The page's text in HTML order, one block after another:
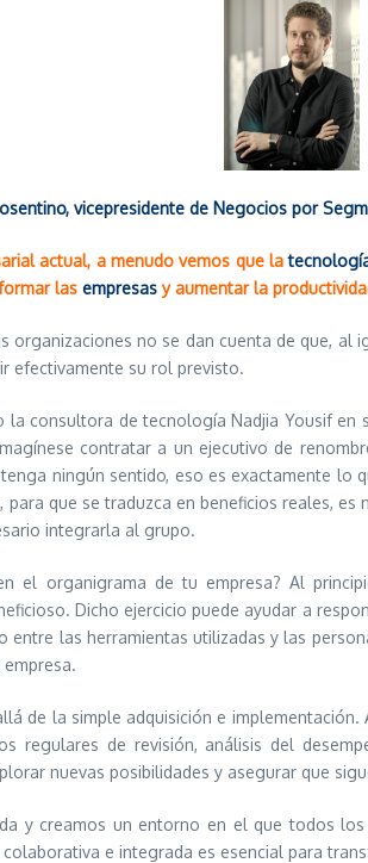
vicepresidente de Negocios por
actual, a menudo vemos que latecnologí
las empresas y aumentar la
organizaciones no se dan cuenta de que,
efectivamente su rol previsto.
la consultora de tecnología Nadjia Yousif en
contratar a un ejecutivo de
ningún sentido, eso es exactamente lo
para que se traduzca en beneficios reales,
integrarla al grupo.
el organigrama de tu empresa? Al
Dicho ejercicio puede ayudar a
entre las herramientas utilizadas y las
de la simple adquisición e
regulares de revisión, análisis del
nuevas posibilidades y asegurar que
y creamos un entorno en el que todos
e integrada es esencial para